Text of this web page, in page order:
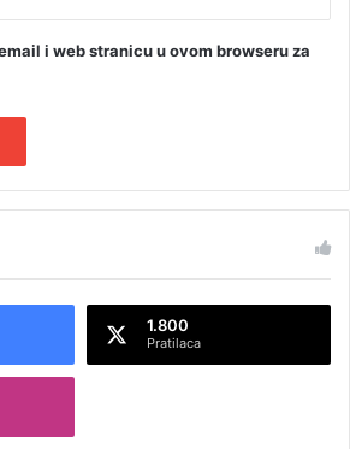
i web stranicu u ovom browseru za
1.800
Pratilaca